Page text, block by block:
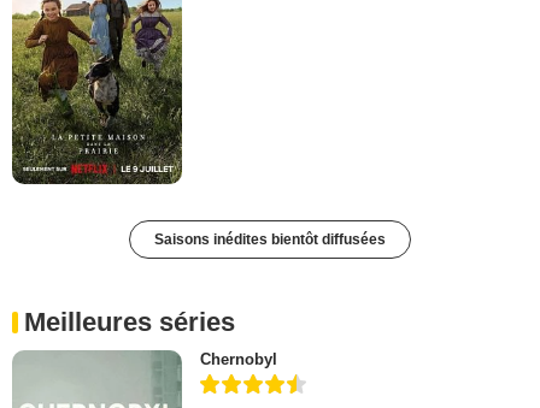
Saisons inédites bientôt diffusées
Meilleures séries
Chernobyl